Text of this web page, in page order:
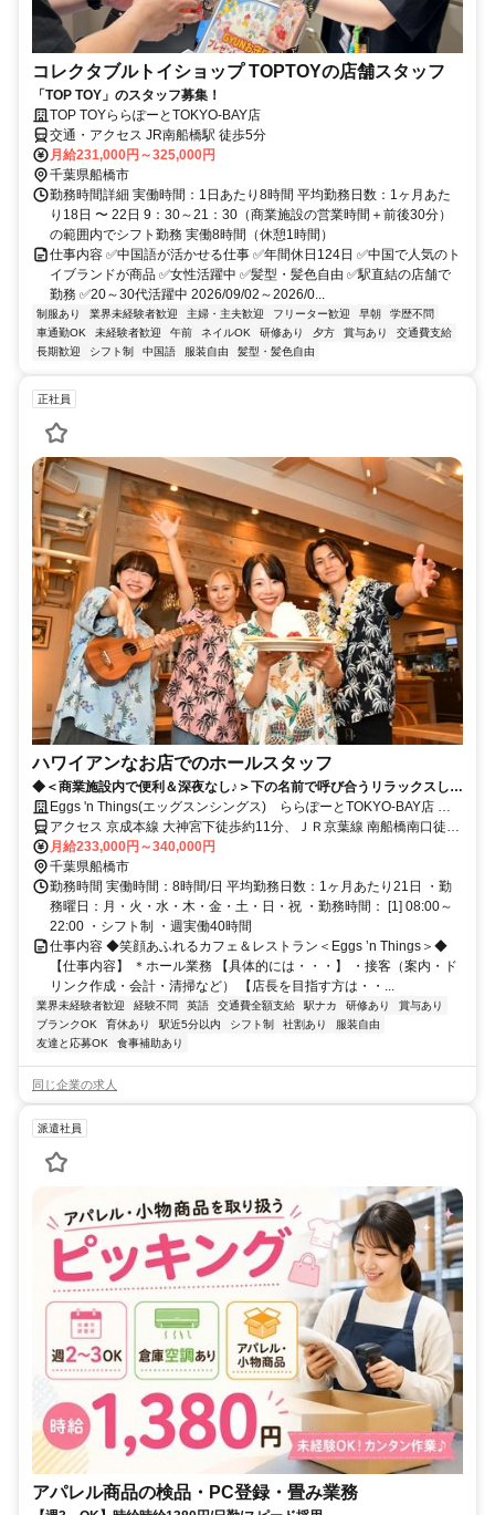
コレクタブルトイショップ TOPTOYの店舗スタッフ
「TOP TOY」のスタッフ募集！
TOP TOYららぽーとTOKYO-BAY店
交通・アクセス JR南船橋駅 徒歩5分
月給231,000円～325,000円
千葉県船橋市
勤務時間詳細 実働時間：1日あたり8時間 平均勤務日数：1ヶ月あた
り18日 〜 22日 9：30～21：30（商業施設の営業時間＋前後30分）
の範囲内でシフト勤務 実働8時間（休憩1時間）
仕事内容 ✅中国語が活かせる仕事 ✅年間休日124日 ✅中国で人気のト
イブランドが商品 ✅女性活躍中 ✅髪型・髪色自由 ✅駅直結の店舗で
勤務 ✅20～30代活躍中 2026/09/02～2026/0...
制服あり 業界未経験者歓迎 主婦・主夫歓迎 フリーター歓迎 早朝
学歴不問
車通勤OK
未経験者歓迎 午前 ネイルOK 研修あり 夕方 賞与あり
交通費支給
長期歓迎
シフト制 中国語 服装自由 髪型・髪色自由
正社員
ハワイアンなお店でのホールスタッフ
◆＜商業施設内で便利＆深夜なし♪＞下の名前で呼び合うリラックスした
社風で、自分らしさを発揮◎アイデアを活かせる機会もたくさん♪◆
Eggs 'n Things(エッグスンシングス) ららぽーとTOKYO-BAY店 社
員募集
アクセス 京成本線 大神宮下徒歩約11分、ＪＲ京葉線 南船橋南口徒歩
約14分、ＪＲ武蔵野線 南船橋南口徒歩約14分 南船橋駅徒歩12分
月給233,000円～340,000円
千葉県船橋市
勤務時間 実働時間：8時間/日 平均勤務日数：1ヶ月あたり21日 ・勤
務曜日：月・火・水・木・金・土・日・祝 ・勤務時間： [1] 08:00～
22:00 ・シフト制 ・週実働40時間
仕事内容 ◆笑顔あふれるカフェ＆レストラン＜Eggs ’n Things＞◆
【仕事内容】 ＊ホール業務 【具体的には・・・】 ・接客（案内・ド
リンク作成・会計・清掃など） 【店長を目指す方は・・...
業界未経験者歓迎 経験不問 英語 交通費全額支給 駅ナカ 研修あり
賞与あり
ブランクOK
育休あり 駅近5分以内 シフト制 社割あり
服装自由
友達と応募OK
食事補助あり
同じ企業の求人
派遣社員
アパレル商品の検品・PC登録・畳み業務